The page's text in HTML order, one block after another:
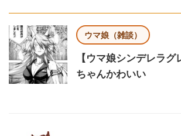
ウマ娘（雑談）
【ウマ娘シンデレラグ
ちゃんかわいい